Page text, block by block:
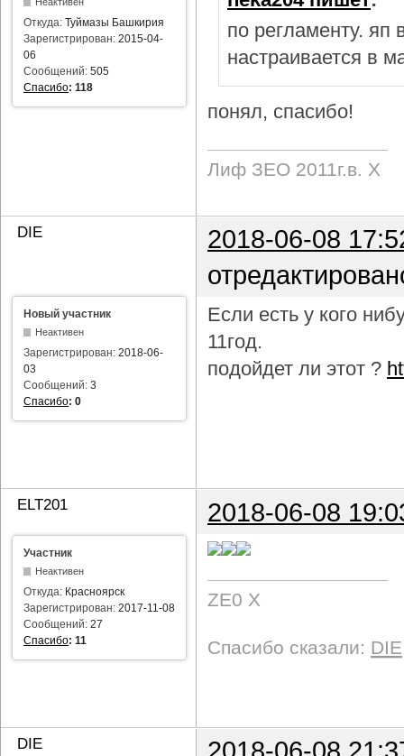
Откуда: Туймазы Башкирия
Зарегистрирован: 2015-04-
06
Сообщений: 505
Спасибо: 118
по регламенту.
настраивается в
понял, спасибо!
Лиф ЗЕО 2011г.в. Х
DIE
2018-06-08
Новый участник
Неактивен
Зарегистрирован: 2018-06-
03
Сообщений: 3
Спасибо: 0
Если есть у кого
11год.
подойдет ли этот ?
ELT201 2018-06-08
Участник
Неактивен
Откуда: Красноярск
Зарегистрирован: 2017-11-08
Сообщений: 27
Спасибо: 11
ZE0 X
Спасибо сказали: DIE
DIE